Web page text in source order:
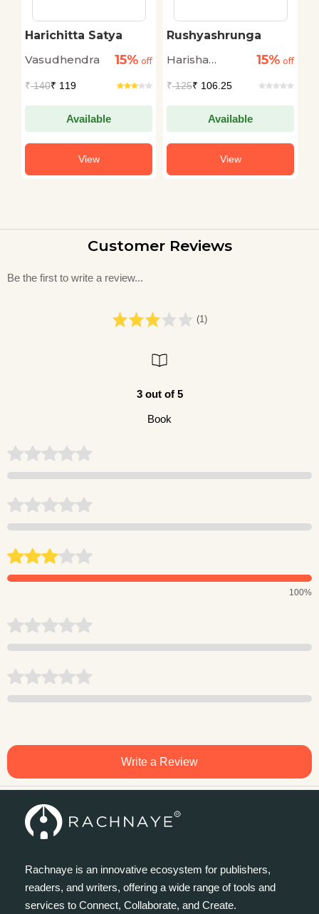
Harichitta Satya
Vasudhendra
15% off
₹140₹ 119
Available
View
Rushyashrunga
Harisha
15% off
₹125₹ 106.25
Available
View
Customer Reviews
Be the first to write a review...
(1)
3 out of 5
Book
100%
Write a Review
Rachnaye is an innovative ecosystem for publishers,
readers, and writers, offering a wide range of tools and
services to Connect, Collaborate, and Create.